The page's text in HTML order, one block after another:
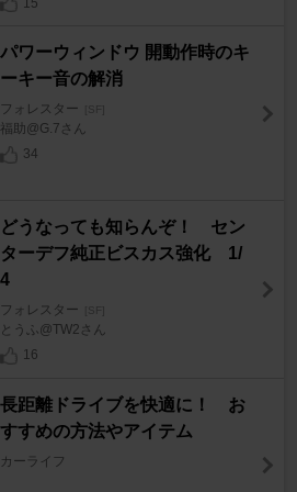
15
パワーウィンドウ 開動作時のキ
ーキー音の解消
フォレスター [SF]
福助@G.7さん
34
どうなっても知らんぞ！ セン
ターデフ純正ビスカス強化 1/
4
フォレスター [SF]
とうふ@TW2さん
16
長距離ドライブを快適に！ お
すすめの方法やアイテム
カーライフ